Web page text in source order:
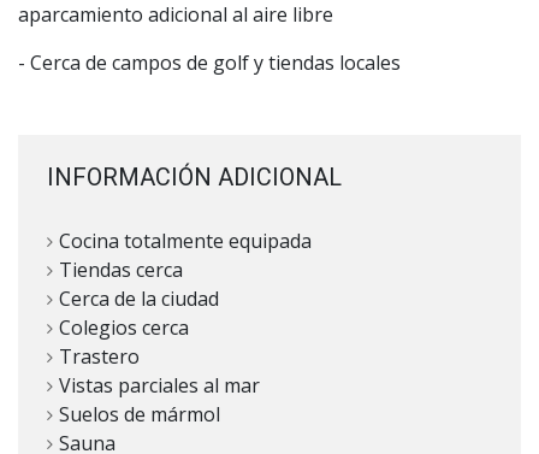
aparcamiento adicional al aire libre
- Cerca de campos de golf y tiendas locales
INFORMACIÓN ADICIONAL
Cocina totalmente equipada
Tiendas cerca
Cerca de la ciudad
Colegios cerca
Trastero
Vistas parciales al mar
Suelos de mármol
Sauna